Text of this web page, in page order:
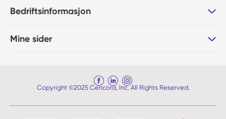
Bedriftsinformasjon
Mine sider
Copyright ©2025 Cencora, Inc. All Rights Reserved.